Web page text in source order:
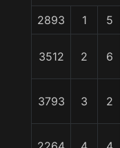
2893 1 5
3512 2 6
3793 3 2